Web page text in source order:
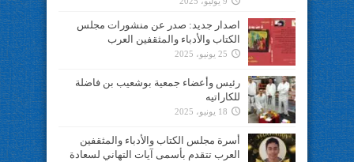
اصدار جديد: صدر عن منشورات مجلس
الكتاب والأدباء والمثقفين العرب
25 يونيو، 2025
رئيس وأعضاء جمعية بوشعيب بن فاضلة
للكاراتيه
18 يونيو، 2025
أسرة مجلس الكتاب والأدباء والمثقفين
العرب تتقدم بأسمى آيات التهاني لسعادة